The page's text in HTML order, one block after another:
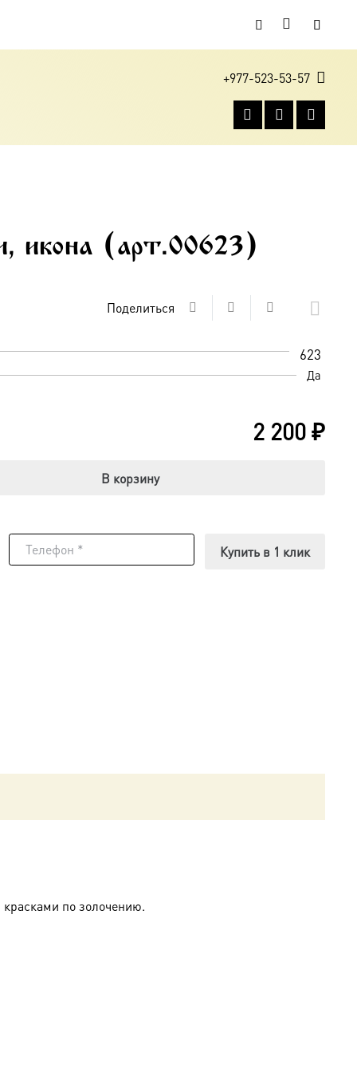
+977-523-53-57
икона (арт.00623)
Поделиться
623
Да
2 200₽
В корзину
Купить в 1 клик
по золочению.